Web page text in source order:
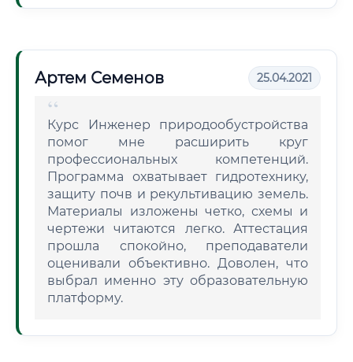
Артем Семенов 25.04.2021
Курс Инженер природообустройства
помог мне расширить круг
профессиональных компетенций.
Программа охватывает гидротехнику,
защиту почв и рекультивацию земель.
Материалы изложены четко, схемы и
чертежи читаются легко. Аттестация
прошла спокойно, преподаватели
оценивали объективно. Доволен, что
выбрал именно эту образовательную
платформу.